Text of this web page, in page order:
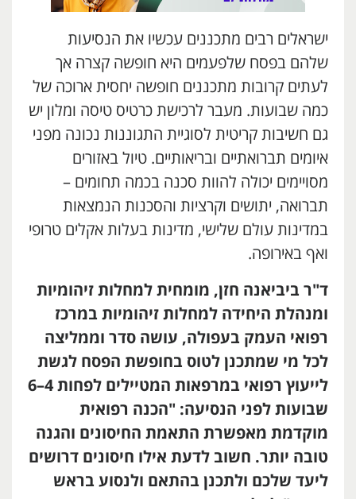
ישראלים רבים מתכננים עכשיו את הנסיעות
שלהם בפסח שלפעמים היא חופשה קצרה אך
לעתים קרובות מתכננים חופשה יחסית ארוכה של
כמה שבועות. מעבר לרכישת כרטיס טיסה ומלון יש
גם חשיבות קריטית לסוגיית התגוננות נכונה מפני
איומים תברואתיים ובריאותיים. טיול באזורים
מסויימים יכולה להוות סכנה בכמה תחומים –
תברואה, יתושים וקרציות והסכנות הנמצאות
במדינות עולם שלישי, מדינות בעלות אקלים טרופי
ואף באירופה.
ד"ר ביביאנה חזן, מומחית למחלות זיהומיות
ומנהלת היחידה למחלות זיהומיות במרכז
רפואי העמק בעפולה, עושה סדר וממליצה
לכל מי שמתכנן לטוס בחופשת הפסח לגשת
לייעוץ רפואי במרפאות המטיילים לפחות 4–6
שבועות לפני הנסיעה: "הכנה רפואית
מוקדמת מאפשרת התאמת החיסונים והגנה
טובה יותר. חשוב לדעת אילו חיסונים דרושים
ליעד שלכם ולתכנן בהתאם ולנסוע בראש